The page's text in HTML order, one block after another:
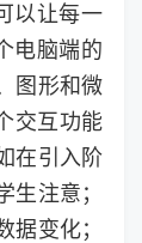
以让每一
电脑端的
图形和微
交互功能
在引入阶
生注意；
据变化；